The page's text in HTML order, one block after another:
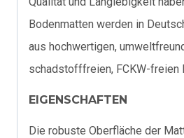
Bodenmatten werden in
aus hochwertigen,
schadstofffreien, FCKW-freien
EIGENSCHAFTEN
Die robuste Oberfläche der